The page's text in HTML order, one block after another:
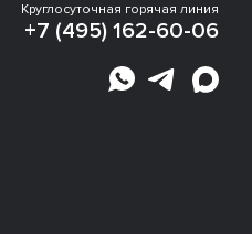
Круглосуточная горячая линия
+7 (495) 162-60-06